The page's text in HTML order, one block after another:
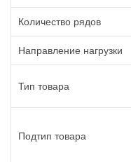
Количество рядов
Направление нагрузки
Тип товара
Подтип товара